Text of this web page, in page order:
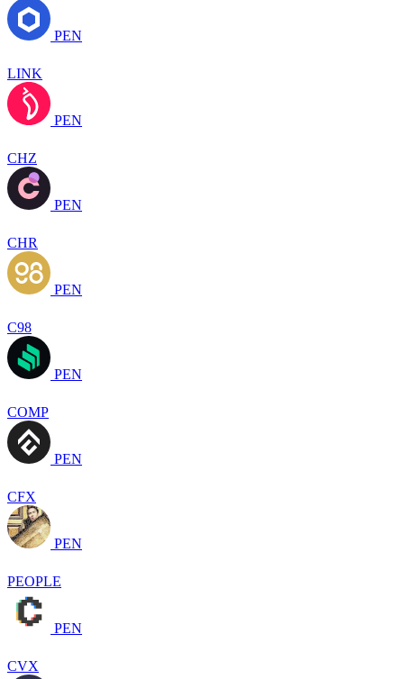
PEN
LINK
PEN
CHZ
PEN
CHR
PEN
C98
PEN
COMP
PEN
CFX
PEN
PEOPLE
PEN
CVX